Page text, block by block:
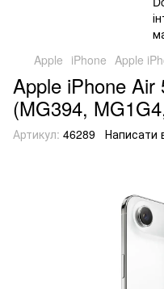
Apple iPhone Apple
Apple iPhone
(MG394,
Артикул: 46289 Написати